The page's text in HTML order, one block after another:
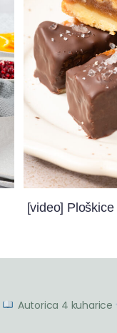
[video]
Autorica 4 kuharice